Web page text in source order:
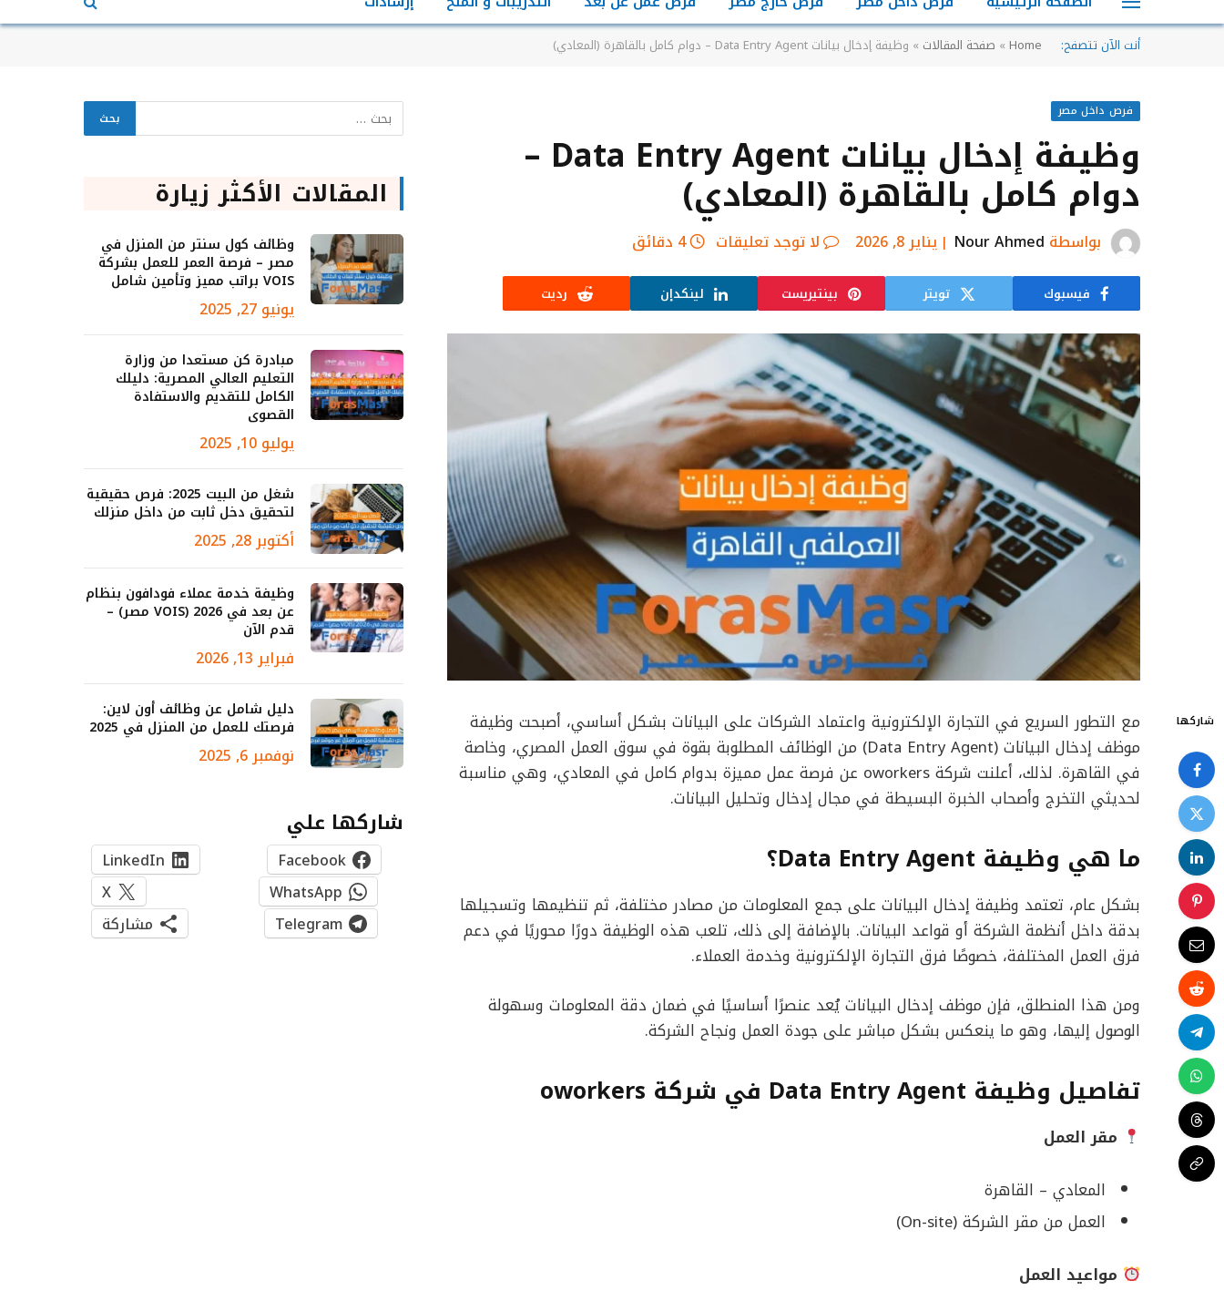
أنت الآن تتصفح: Home
» صفحة المقالات » وظيفة إدخال بيانات Data Entry Agent – دوام كامل بالقاهرة (المعادي)
فرص داخل مصر
وظيفة إدخال بيانات Data Entry Agent –
دوام كامل بالقاهرة (المعادي)
بواسطة Nour Ahmed يناير 8, 2026 لا توجد تعليقات 4 دقائق
فيسبوك تويتر بينتيريست لينكدإن رديت
شاركها
مع التطور السريع في التجارة الإلكترونية واعتماد الشركات على البيانات بشكل أساسي، أصبحت وظيفة
موظف إدخال البيانات (Data Entry Agent) من الوظائف المطلوبة بقوة في سوق العمل المصري، وخاصة
في القاهرة. لذلك، أعلنت شركة oworkers عن فرصة عمل مميزة بدوام كامل في المعادي، وهي مناسبة
لحديثي التخرج وأصحاب الخبرة البسيطة في مجال إدخال وتحليل البيانات.
ما هي وظيفة Data Entry Agent؟
بشكل عام، تعتمد وظيفة إدخال البيانات على جمع المعلومات من مصادر مختلفة، ثم تنظيمها وتسجيلها
بدقة داخل أنظمة الشركة أو قواعد البيانات. بالإضافة إلى ذلك، تلعب هذه الوظيفة دورًا محوريًا في دعم
فرق العمل المختلفة، خصوصًا فرق التجارة الإلكترونية وخدمة العملاء.
ومن هذا المنطلق، فإن موظف إدخال البيانات يُعد عنصرًا أساسيًا في ضمان دقة المعلومات وسهولة
الوصول إليها، وهو ما ينعكس بشكل مباشر على جودة العمل ونجاح الشركة.
تفاصيل وظيفة Data Entry Agent في شركة oworkers
مقر العمل
المعادي – القاهرة
العمل من مقر الشركة (On-site)
مواعيد العمل
المقالات الأكثر زيارة
وظائف كول سنتر من المنزل في
مصر – فرصة العمر للعمل بشركة
VOIS براتب مميز وتأمين شامل
يونيو 27, 2025
مبادرة كن مستعدا من وزارة
التعليم العالي المصرية: دليلك
الكامل للتقديم والاستفادة
القصوى
يوليو 10, 2025
شغل من البيت 2025: فرص حقيقية
لتحقيق دخل ثابت من داخل منزلك
أكتوبر 28, 2025
وظيفة خدمة عملاء فودافون بنظام
عن بعد في 2026 (VOIS مصر) –
قدم الآن
فبراير 13, 2026
دليل شامل عن وظائف أون لاين:
فرصتك للعمل من المنزل في 2025
نوفمبر 6, 2025
شاركها علي
Facebook
LinkedIn
WhatsApp
X
Telegram
مشاركة